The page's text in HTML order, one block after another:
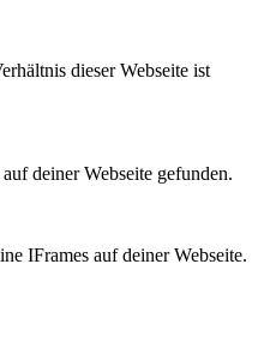
dieser Webseite ist
deiner Webseite gefunden.
IFrames auf deiner Webseite.